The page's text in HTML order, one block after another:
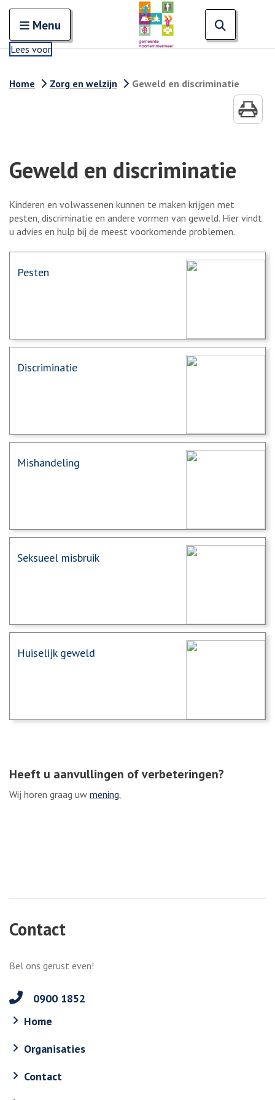
Open en sluit het
Menu
Lees voor
Home Zorg en welzijn Geweld en discriminatie
Geweld en discriminatie
Kinderen en volwassenen kunnen te maken krijgen met
pesten, discriminatie en andere vormen van geweld. Hier vindt
u advies en hulp bij de meest voorkomende problemen.
Pesten
Discriminatie
Mishandeling
Seksueel misbruik
Huiselijk geweld
Heeft u aanvullingen of verbeteringen?
Wij horen graag uw mening.
Contact
Bel ons gerust even!
0900 1852
Home
Organisaties
Contact